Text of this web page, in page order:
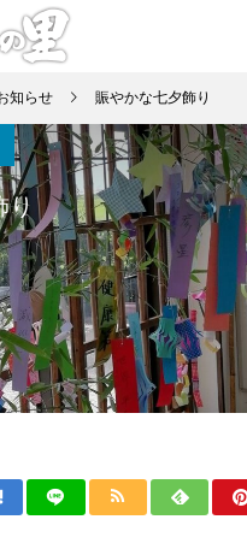
知らせ 賑やかな七夕飾り
り